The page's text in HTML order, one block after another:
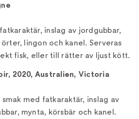
inslag av jordgubbar,
lingon och kanel. Serveras
fisk, eller till rätter av ljust kött.
2020, Australien, Victoria
med fatkaraktär, inslag av
mynta, körsbär och kanel.